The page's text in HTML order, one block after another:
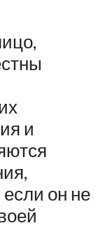
и
он не